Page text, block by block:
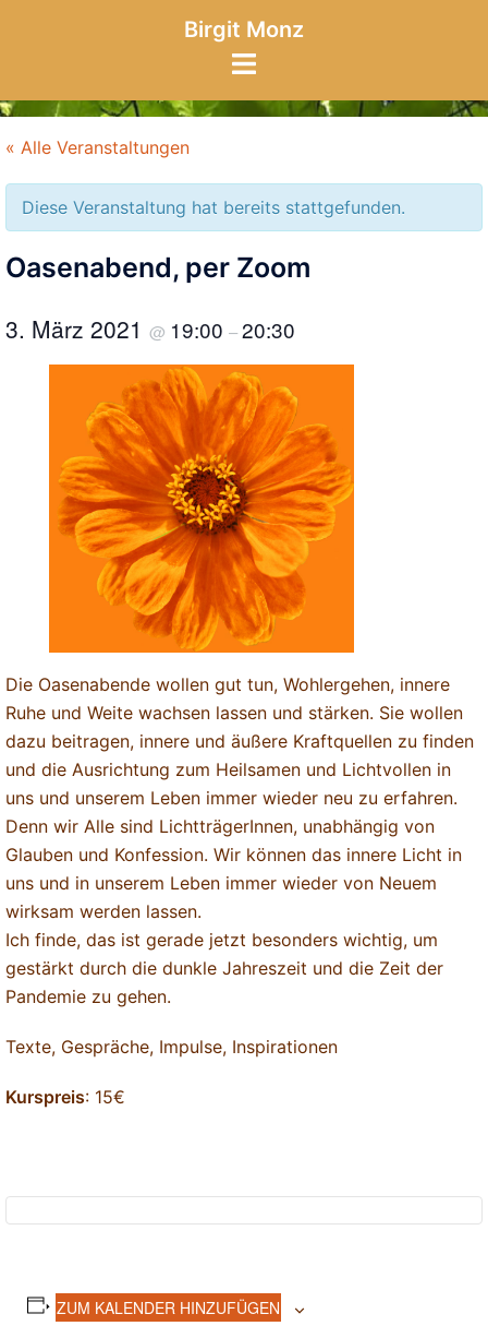
Birgit Monz
Menü
« Alle Veranstaltungen
Diese Veranstaltung hat bereits stattgefunden.
Oasenabend, per Zoom
3. März 2021 @ 19:00 –20:30
Die Oasenabende wollen gut tun, Wohlergehen, innere
Ruhe und Weite wachsen lassen und stärken. Sie wollen
dazu beitragen, innere und äußere Kraftquellen zu finden
und die Ausrichtung zum Heilsamen und Lichtvollen in
uns und unserem Leben immer wieder neu zu erfahren.
Denn wir Alle sind LichtträgerInnen, unabhängig von
Glauben und Konfession. Wir können das innere Licht in
uns und in unserem Leben immer wieder von Neuem
wirksam werden lassen.
Ich finde, das ist gerade jetzt besonders wichtig, um
gestärkt durch die dunkle Jahreszeit und die Zeit der
Pandemie zu gehen.
Texte, Gespräche, Impulse, Inspirationen
Kurspreis: 15€
ZUM KALENDER HINZUFÜGEN